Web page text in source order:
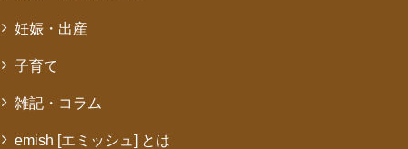
妊娠・出産
子育て
雑記・コラム
emish [エミッシュ] とは